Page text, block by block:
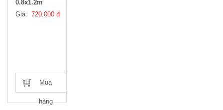
0.8x1.2m
Giá: 720.000 đ
Mua
hàng